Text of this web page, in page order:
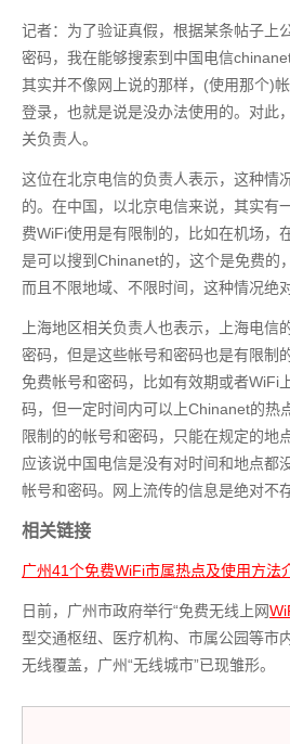
记者：为了验证真假，根据某条帖子上
密码，我在能够搜索到中国电信
其实并不像网上说的那样，(使用那个)
登录，也就是说是没办法使用的。对此
关负责人。
这位在北京电信的负责人表示，这种情
的。在中国，以北京电信来说，其实有
费WiFi使用是有限制的，比如在机场，
是可以搜到Chinanet的，这个是免费的
而且不限地域、不限时间，这种情况绝
上海地区相关负责人也表示，上海电信
密码，但是这些帐号和密码也是有限制
免费帐号和密码，比如有效期或者WiFi
码，但一定时间内可以上Chinanet的热
限制的的帐号和密码，只能在规定的地
应该说中国电信是没有对时间和地点都
帐号和密码。网上流传的信息是绝对不
相关链接
广州41个免费WiFi市属热点及使用方法
日前，广州市政府举行“免费无线上网
型交通枢纽、医疗机构、市属公园等市
无线覆盖，广州“无线城市”已现雏形。